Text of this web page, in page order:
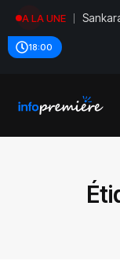
A LA UNE
18:00